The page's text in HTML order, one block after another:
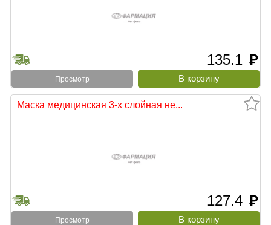
135.1 руб
Просмотр
Маска медицинская 3-х слойная не...
127.4 руб
Просмотр